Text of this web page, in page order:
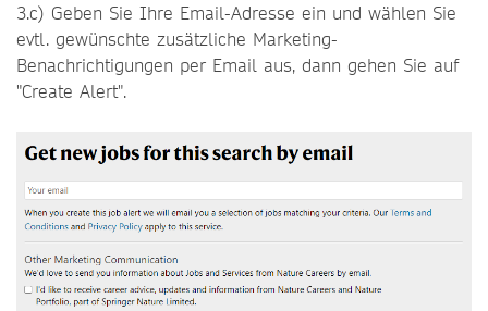
3.c) Geben Sie Ihre Email-Adresse ein und wählen Sie
evtl. gewünschte zusätzliche Marketing-
Benachrichtigungen per Email aus, dann gehen Sie auf
"Create Alert".